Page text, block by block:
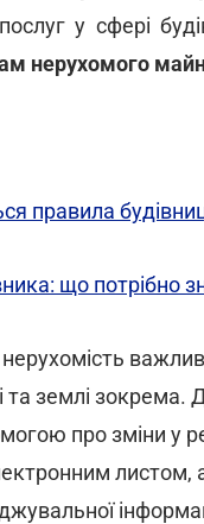
у сфері
нерухомого
правила
що потрібно
нерухомість
та землі зокрема.
про зміни у
листом,